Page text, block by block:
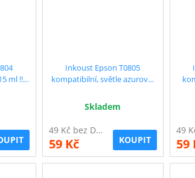
ml !!
Inkoust Epson T0805
kompatibilní, světle azurový,
Skladem
49 Kč bez DPH
59 Kč KOUPIT 59